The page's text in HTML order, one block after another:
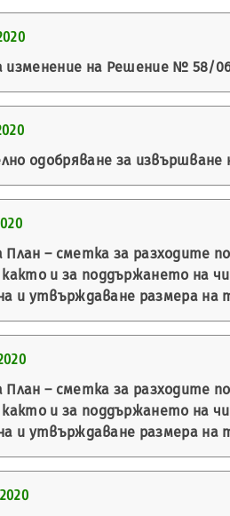
изменение на Решение № 58/
одобряване за
План – сметка за разходите
и за поддържането на
и утвърждаване размера
План – сметка за разходите
и за поддържането на
и утвърждаване размера